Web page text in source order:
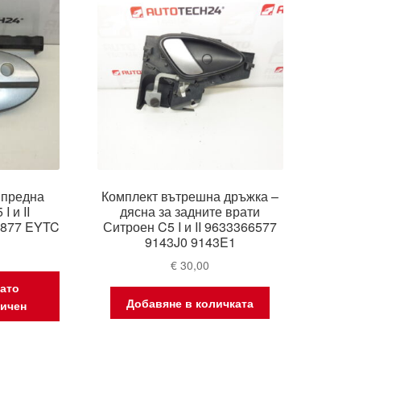
I и II
EYTC
Комплект вътрешна дръжка –
дясна за задните врати
Ситроен C5 I и II 9633366577
9143J0 9143E1
€ 30,00
Добавяне в количката